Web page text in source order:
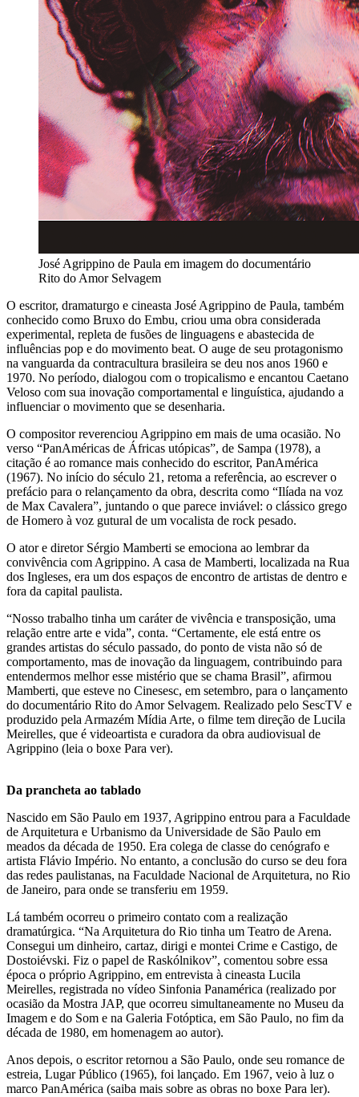
José Agrippino de Paula em imagem do documentário
Rito do Amor Selvagem
O escritor, dramaturgo e cineasta José Agrippino de Paula, também
conhecido como Bruxo do Embu, criou uma obra considerada
experimental, repleta de fusões de linguagens e abastecida de
influências pop e do movimento beat. O auge de seu protagonismo
na vanguarda da contracultura brasileira se deu nos anos 1960 e
1970. No período, dialogou com o tropicalismo e encantou Caetano
Veloso com sua inovação comportamental e linguística, ajudando a
influenciar o movimento que se desenharia.
O compositor reverenciou Agrippino em mais de uma ocasião. No
verso “PanAméricas de Áfricas utópicas”, de Sampa (1978), a
citação é ao romance mais conhecido do escritor, PanAmérica
(1967). No início do século 21, retoma a referência, ao escrever o
prefácio para o relançamento da obra, descrita como “Ilíada na voz
de Max Cavalera”, juntando o que parece inviável: o clássico grego
de Homero à voz gutural de um vocalista de rock pesado.
O ator e diretor Sérgio Mamberti se emociona ao lembrar da
convivência com Agrippino. A casa de Mamberti, localizada na Rua
dos Ingleses, era um dos espaços de encontro de artistas de dentro e
fora da capital paulista.
“Nosso trabalho tinha um caráter de vivência e transposição, uma
relação entre arte e vida”, conta. “Certamente, ele está entre os
grandes artistas do século passado, do ponto de vista não só de
comportamento, mas de inovação da linguagem, contribuindo para
entendermos melhor esse mistério que se chama Brasil”, afirmou
Mamberti, que esteve no Cinesesc, em setembro, para o lançamento
do documentário Rito do Amor Selvagem. Realizado pelo SescTV e
produzido pela Armazém Mídia Arte, o filme tem direção de Lucila
Meirelles, que é videoartista e curadora da obra audiovisual de
Agrippino (leia o boxe Para ver).
Da prancheta ao tablado
Nascido em São Paulo em 1937, Agrippino entrou para a Faculdade
de Arquitetura e Urbanismo da Universidade de São Paulo em
meados da década de 1950. Era colega de classe do cenógrafo e
artista Flávio Império. No entanto, a conclusão do curso se deu fora
das redes paulistanas, na Faculdade Nacional de Arquitetura, no Rio
de Janeiro, para onde se transferiu em 1959.
Lá também ocorreu o primeiro contato com a realização
dramatúrgica. “Na Arquitetura do Rio tinha um Teatro de Arena.
Consegui um dinheiro, cartaz, dirigi e montei Crime e Castigo, de
Dostoiévski. Fiz o papel de Raskólnikov”, comentou sobre essa
época o próprio Agrippino, em entrevista à cineasta Lucila
Meirelles, registrada no vídeo Sinfonia Panamérica (realizado por
ocasião da Mostra JAP, que ocorreu simultaneamente no Museu da
Imagem e do Som e na Galeria Fotóptica, em São Paulo, no fim da
década de 1980, em homenagem ao autor).
Anos depois, o escritor retornou a São Paulo, onde seu romance de
estreia, Lugar Público (1965), foi lançado. Em 1967, veio à luz o
marco PanAmérica (saiba mais sobre as obras no boxe Para ler).